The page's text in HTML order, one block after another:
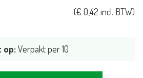
(€ 0,42 incl. BTW)
op:Verpakt per 10